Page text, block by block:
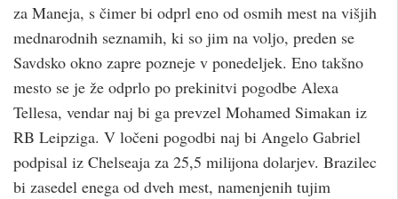
za Maneja, s čimer bi odprl eno od osmih mest na višjih
mednarodnih seznamih, ki so jim na voljo, preden se
Savdsko okno zapre pozneje v ponedeljek. Eno takšno
mesto se je že odprlo po prekinitvi pogodbe Alexa
Tellesa, vendar naj bi ga prevzel Mohamed Simakan iz
RB Leipziga. V ločeni pogodbi naj bi Angelo Gabriel
podpisal iz Chelseaja za 25,5 milijona dolarjev. Brazilec
bi zasedel enega od dveh mest, namenjenih tujim